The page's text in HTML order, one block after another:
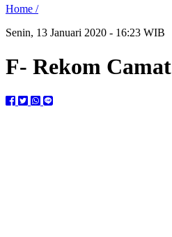
Home /
Senin, 13 Januari 2020 - 16:23 WIB
F- Rekom Camat